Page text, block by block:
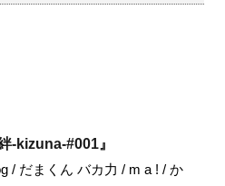
-kizuna-#001』
/ だまくん バカ力 / m a ! / か